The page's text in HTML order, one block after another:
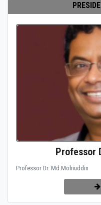
Professor
Professor Dr. Md.Mohiuddin